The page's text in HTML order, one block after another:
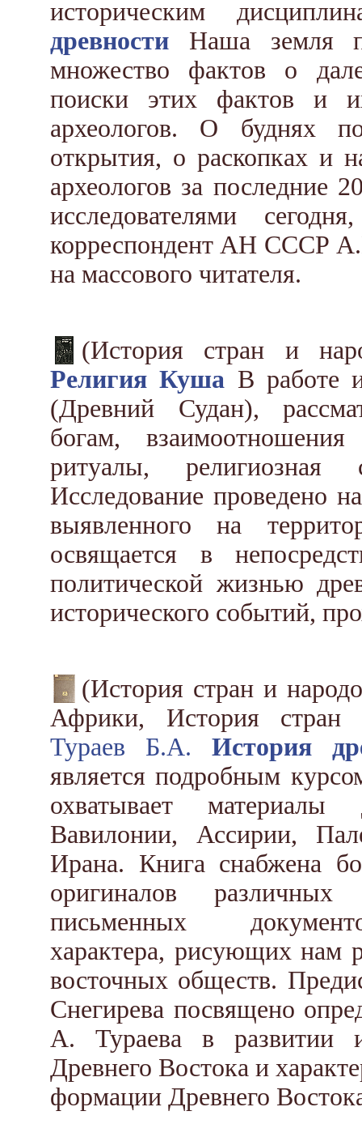
историческим
древности Наша земля
множество фактов о
поиски этих фактов и
археологов. О буднях
открытия, о раскопках и
археологов за последние
исследователями
корреспондент АН СССР
на массового читателя.
(История стран и
Религия Куша В работе
(Древний Судан),
богам,
ритуалы,
Исследование проведено
выявленного на
освящается в
политической жизнью
исторического событий,
(История стран и
Африки, История стран
Тураев Б.А. История
является подробным
охватывает
Вавилонии, Ассирии,
Ирана. Книга снабжена
оригиналов
письменных
характера, рисующих нам
восточных обществ.
Снегирева посвящено
А. Тураева в развитии
Древнего Востока и
формации Древнего